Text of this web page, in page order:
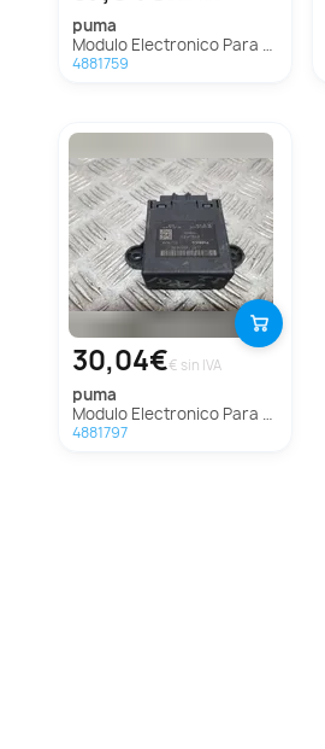
puma
Modulo Electronico Para Ford Puma
4881759
30,04€€ sin IVA
puma
Modulo Electronico Para Ford Puma
4881797